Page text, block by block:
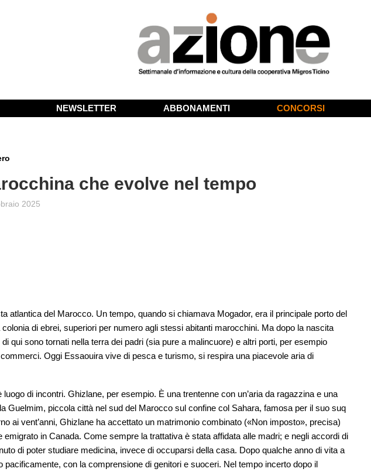
NEWSLETTER ABBONAMENTI CONCORSI
che evolve nel tempo
2025
atlantica del Marocco. Un tempo, quando si chiamava Mogador, era il principale porto del
di ebrei, superiori per numero agli stessi abitanti marocchini. Ma dopo la nascita
qui sono tornati nella terra dei padri (sia pure a malincuore) e altri porti, per esempio
Oggi Essaouira vive di pesca e turismo, si respira una piacevole aria di
di incontri. Ghizlane, per esempio. È una trentenne con un’aria da ragazzina e una
Guelmim, piccola città nel sud del Marocco sul confine col Sahara, famosa per il suo suq
ai vent’anni, Ghizlane ha accettato un matrimonio combinato («Non imposto», precisa)
emigrato in Canada. Come sempre la trattativa è stata affidata alle madri; e negli accordi di
di poter studiare medicina, invece di occuparsi della casa. Dopo qualche anno di vita a
pacificamente, con la comprensione di genitori e suoceri. Nel tempo incerto dopo il